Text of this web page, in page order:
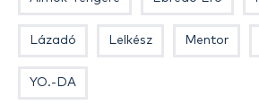
kevertaminó és betain fürdőt
Ízesítés: Banán + krill
Lázadó Lelkész Mentor
YO.-DA